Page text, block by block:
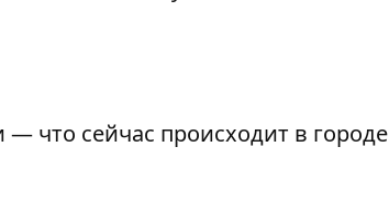
что сейчас происходит в городе